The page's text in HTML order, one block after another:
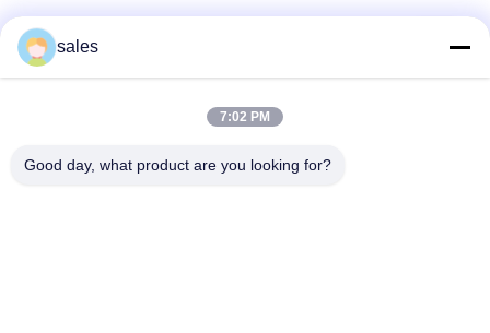
Catégories populaires
Pignon biseauté
vitesse de périmètre
Bâtis et pièces
sales
7:02 PM
Good day, what product are you looking for?